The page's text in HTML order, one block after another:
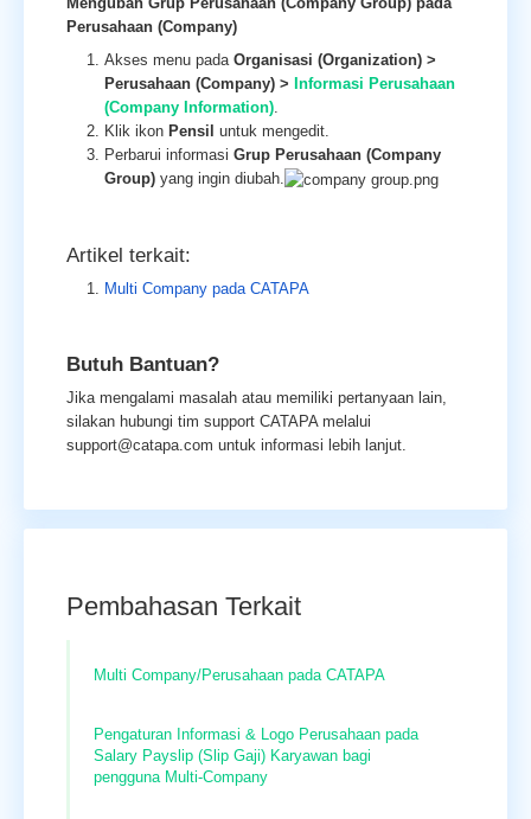
Perusahaan (Company)
Akses menu pada Organisasi (Organization) >
Perusahaan (Company) > Informasi Perusahaan
(Company Information).
Klik ikon Pensil untuk mengedit.
Perbarui informasi Grup Perusahaan (Company
Group) yang ingin diubah.
Artikel terkait:
Multi Company pada CATAPA
Butuh Bantuan?
Jika mengalami masalah atau memiliki pertanyaan lain,
silakan hubungi tim support CATAPA melalui
support@catapa.com untuk informasi lebih lanjut.
Pembahasan Terkait
Multi Company/Perusahaan pada CATAPA
Pengaturan Informasi & Logo Perusahaan pada
Salary Payslip (Slip Gaji) Karyawan bagi
pengguna Multi-Company